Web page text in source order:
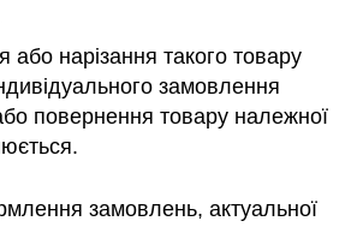
або нарізання такого товару
замовлення
повернення товару належної
замовлень, актуальної